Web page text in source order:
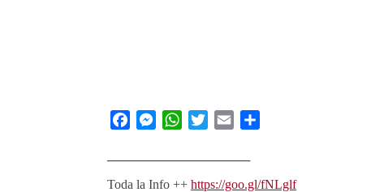
FacebookMessengerWhatsApp
Twitter Email
────────────────
Toda la Info ++ https://goo.gl/fNLglf